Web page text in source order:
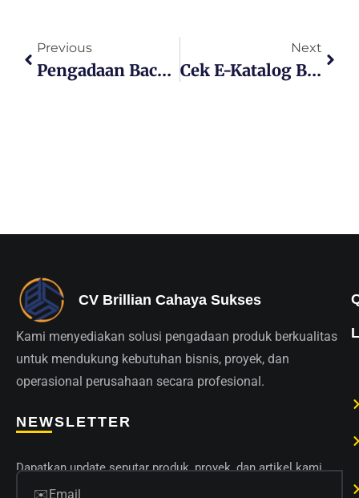
Previous
Pengadaan Backhoe Loader Inaproc Kabupaten Aceh Tenggara Untuk Pemerintah
Next
Cek E-Katalog Backhoe Loader Untuk Pengadaan Alat Berat
CV Brillian Cahaya Sukses
Kami menyediakan solusi pengadaan produk berkualitas
untuk mendukung kebutuhan bisnis, proyek, dan
operasional perusahaan secara profesional.
NEWSLETTER
Dapatkan update seputar produk, proyek, dan artikel kami.